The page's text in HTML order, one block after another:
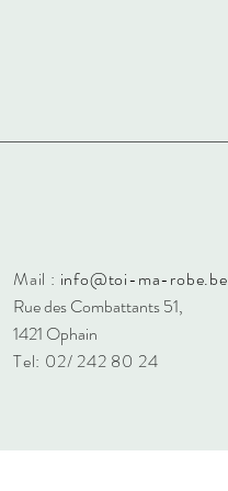
Mail : info@toi-ma-robe.be
Rue des Combattants 51,
1421 Ophain
Tel: 02/ 242 80 24